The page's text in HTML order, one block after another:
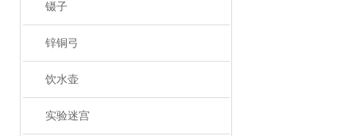
镊子
锌铜弓
饮水壶
实验迷宫